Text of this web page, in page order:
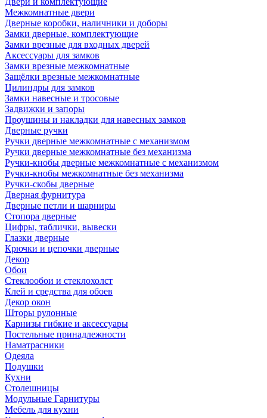
Межкомнатные двери
Дверные коробки, наличники и доборы
Замки дверные, комплектующие
Замки врезные для входных дверей
Аксессуары для замков
Замки врезные межкомнатные
Защёлки врезные межкомнатные
Цилиндры для замков
Замки навесные и тросовые
Задвижки и запоры
Проушины и накладки для навесных замков
Дверные ручки
Ручки дверные межкомнатные с механизмом
Ручки дверные межкомнатные без механизма
Ручки-кнобы дверные межкомнатные с механизмом
Ручки-кнобы межкомнатные без механизма
Ручки-скобы дверные
Дверная фурнитура
Дверные петли и шарниры
Стопора дверные
Цифры, таблички, вывески
Глазки дверные
Крючки и цепочки дверные
Декор
Обои
Стеклообои и стеклохолст
Клей и средства для обоев
Декор окон
Шторы рулонные
Карнизы гибкие и аксессуары
Постельные принадлежности
Наматрасники
Одеяла
Подушки
Кухни
Столешницы
Модульные Гарнитуры
Мебель для кухни